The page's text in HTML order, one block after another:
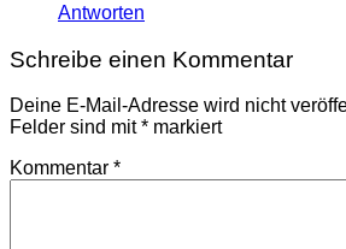
Antworten
Schreibe einen Kommentar
Deine E-Mail-Adresse wird nicht
Felder sind mit* markiert
Kommentar *